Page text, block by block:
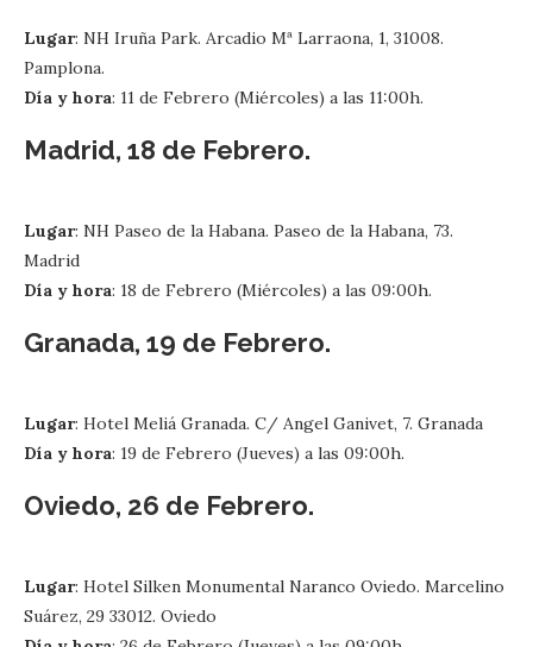
Lugar: NH Iruña Park. Arcadio Mª Larraona, 1, 31008.
Pamplona.
Día y hora: 11 de Febrero (Miércoles) a las 11:00h.
Madrid, 18 de Febrero.
Lugar: NH Paseo de la Habana. Paseo de la Habana, 73.
Madrid
Día y hora: 18 de Febrero (Miércoles) a las 09:00h.
Granada, 19 de Febrero.
Lugar: Hotel Meliá Granada. C/ Angel Ganivet, 7. Granada
Día y hora: 19 de Febrero (Jueves) a las 09:00h.
Oviedo, 26 de Febrero.
Lugar: Hotel Silken Monumental Naranco Oviedo. Marcelino
Suárez, 29 33012. Oviedo